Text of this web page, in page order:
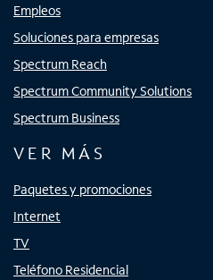
Empleos
Soluciones para empresas
Spectrum Reach
Spectrum Community Solutions
Spectrum Business
VER MÁS
Paquetes y promociones
Internet
TV
Teléfono Residencial